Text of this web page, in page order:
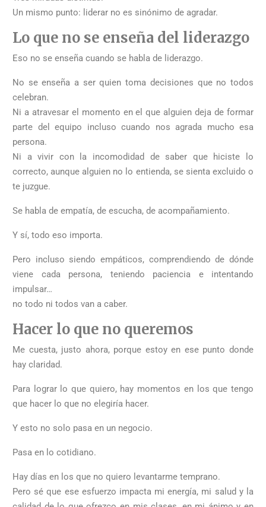
Un mismo punto: liderar no es sinónimo de agradar.
Lo que no se enseña del liderazgo
Eso no se enseña cuando se habla de liderazgo.
No se enseña a ser quien toma decisiones que no todos
celebran.
Ni a atravesar el momento en el que alguien deja de formar
parte del equipo incluso cuando nos agrada mucho esa
persona.
Ni a vivir con la incomodidad de saber que hiciste lo
correcto, aunque alguien no lo entienda, se sienta excluido o
te juzgue.
Se habla de empatía, de escucha, de acompañamiento.
Y sí, todo eso importa.
Pero incluso siendo empáticos, comprendiendo de dónde
viene cada persona, teniendo paciencia e intentando
impulsar…
no todo ni todos van a caber.
Hacer lo que no queremos
Me cuesta, justo ahora, porque estoy en ese punto donde
hay claridad.
Para lograr lo que quiero, hay momentos en los que tengo
que hacer lo que no elegiría hacer.
Y esto no solo pasa en un negocio.
Pasa en lo cotidiano.
Hay días en los que no quiero levantarme temprano.
Pero sé que ese esfuerzo impacta mi energía, mi salud y la